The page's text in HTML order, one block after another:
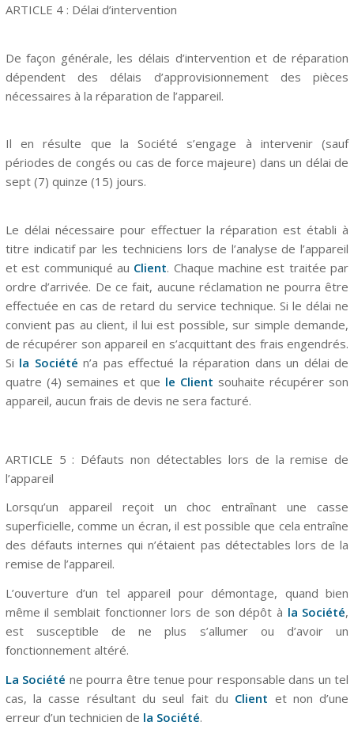
ARTICLE 4 : Délai d’intervention
De façon générale, les délais d’intervention et de réparation
dépendent des délais d’approvisionnement des pièces
nécessaires à la réparation de l’appareil.
Il en résulte que la Société s’engage à intervenir (sauf
périodes de congés ou cas de force majeure) dans un délai de
sept (7) quinze (15) jours.
Le délai nécessaire pour effectuer la réparation est établi à
titre indicatif par les techniciens lors de l’analyse de l’appareil
et est communiqué au Client. Chaque machine est traitée par
ordre d’arrivée. De ce fait, aucune réclamation ne pourra être
effectuée en cas de retard du service technique. Si le délai ne
convient pas au client, il lui est possible, sur simple demande,
de récupérer son appareil en s’acquittant des frais engendrés.
Si la Société n’a pas effectué la réparation dans un délai de
quatre (4) semaines et que le Client souhaite récupérer son
appareil, aucun frais de devis ne sera facturé.
ARTICLE 5 : Défauts non détectables lors de la remise de
l’appareil
Lorsqu’un appareil reçoit un choc entraînant une casse
superficielle, comme un écran, il est possible que cela entraîne
des défauts internes qui n’étaient pas détectables lors de la
remise de l’appareil.
L’ouverture d’un tel appareil pour démontage, quand bien
même il semblait fonctionner lors de son dépôt à la Société,
est susceptible de ne plus s’allumer ou d’avoir un
fonctionnement altéré.
La Société ne pourra être tenue pour responsable dans un tel
cas, la casse résultant du seul fait du Client et non d’une
erreur d’un technicien de la Société.